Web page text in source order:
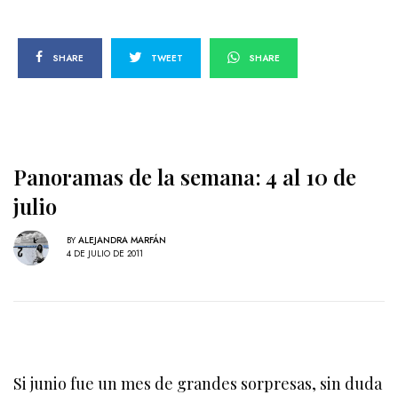
SHARE TWEET SHARE
Panoramas de la semana: 4 al 10 de
julio
BY ALEJANDRA MARFÁN
4 DE JULIO DE 2011
Si junio fue un mes de grandes sorpresas, sin duda